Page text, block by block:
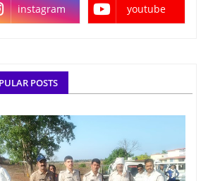
instagram youtube
POSTS